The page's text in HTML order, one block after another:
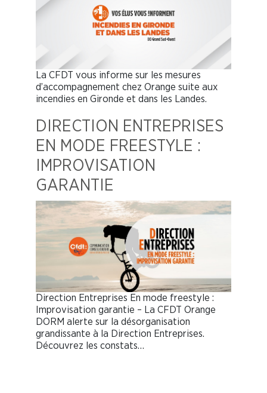
La CFDT vous informe sur les mesures
d’accompagnement chez Orange suite aux
incendies en Gironde et dans les Landes.
DIRECTION ENTREPRISES
EN MODE FREESTYLE :
IMPROVISATION
GARANTIE
Direction Entreprises En mode freestyle :
Improvisation garantie – La CFDT Orange
DORM alerte sur la désorganisation
grandissante à la Direction Entreprises.
Découvrez les constats…